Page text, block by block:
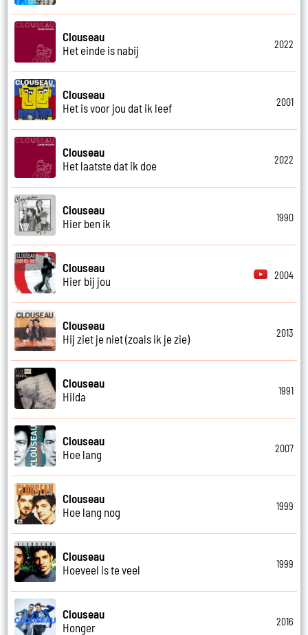
Clouseau
Het einde is nabij
2022
Clouseau
Het is voor jou dat ik leef
2001
Clouseau
Het laatste dat ik doe
2022
Clouseau
Hier ben ik
1990
Clouseau
Hier bij jou
2004
Clouseau
Hij ziet je niet (zoals ik je zie)
2013
Clouseau
Hilda
1991
Clouseau
Hoe lang
2007
Clouseau
Hoe lang nog
1999
Clouseau
Hoeveel is te veel
1999
Clouseau
Honger
2016